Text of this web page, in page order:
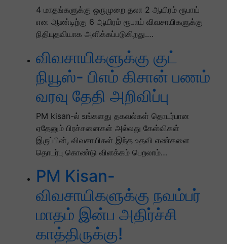
4 மாதங்களுக்கு ஒருமுறை தலா 2 ஆயிரம் ரூபாய்
என ஆண்டிற்கு 6 ஆயிரம் ரூபாய் விவசாயிகளுக்கு
நிதியுதவியாக அளிக்கப்படுகிறது.…
விவசாயிகளுக்கு குட்
நியூஸ்- பிஎம் கிசான் பணம்
வரவு தேதி அறிவிப்பு
PM kisan-ல் உங்களது தகவல்கள் தொடர்பான
ஏதேனும் பிரச்சனைகள் அல்லது கேள்விகள்
இருப்பின், விவசாயிகள் இந்த உதவி எண்களை
தொடர்பு கொண்டு விளக்கம் பெறலாம்…
PM Kisan-
விவசாயிகளுக்கு நவம்பர்
மாதம் இன்ப அதிர்ச்சி
காத்திருக்கு!